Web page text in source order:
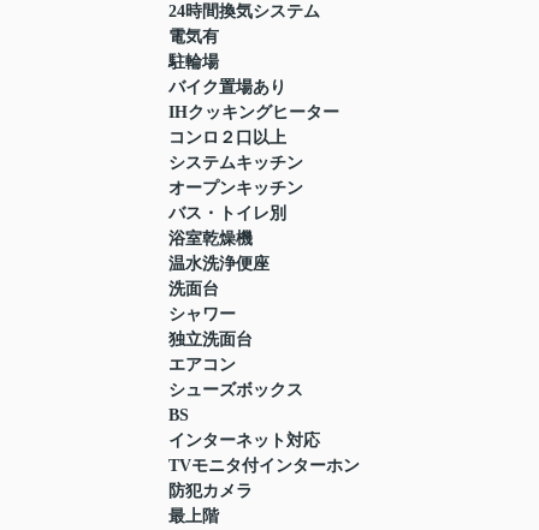
24時間換気システム
電気有
駐輪場
バイク置場あり
IHクッキングヒーター
コンロ２口以上
システムキッチン
オープンキッチン
バス・トイレ別
浴室乾燥機
温水洗浄便座
洗面台
シャワー
独立洗面台
エアコン
シューズボックス
BS
インターネット対応
TVモニタ付インターホン
防犯カメラ
最上階